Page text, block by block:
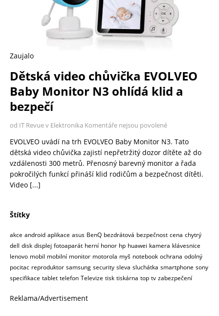
Zaujalo
Dětská video chůvička EVOLVEO
Baby Monitor N3 ohlídá klid a
bezpečí
od IT Revue v Elektronika Komentáře nejsou povolené
EVOLVEO uvádí na trh EVOLVEO Baby Monitor N3. Tato
dětská video chůvička zajistí nepřetržitý dozor dítěte až do
vzdálenosti 300 metrů. Přenosný barevný monitor a řada
pokročilých funkcí přináší klid rodičům a bezpečnost dítěti.
Video [...]
Štítky
akce android aplikace asus BenQ bezdrátová bezpečnost cena chytrý
dell disk displej fotoaparát herní honor hp huawei kamera klávesnice
lenovo mobil mobilní monitor motorola myš notebook ochrana odolný
pocitac reproduktor samsung security sleva sluchátka smartphone sony
specifikace tablet telefon Televize tisk tiskárna top tv zabezpečení
Reklama/Advertisement